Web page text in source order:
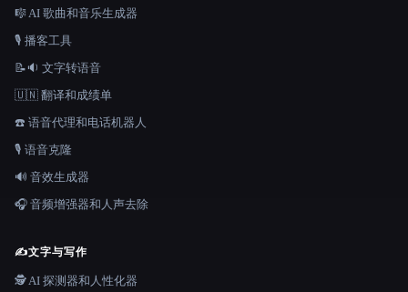
🎼 AI 歌曲和音乐生成器
🎙️ 播客工具
📝🔉 文字转语音
🇺🇳 翻译和成绩单
☎️ 语音代理和电话机器人
🎙️ 语音克隆
🔊 音效生成器
🎧 音频增强器和人声去除
✍️文字与写作
🕵️ AI 探测器和人性化器